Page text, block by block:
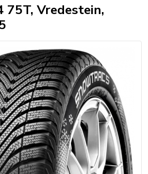
75T, Vredestein,